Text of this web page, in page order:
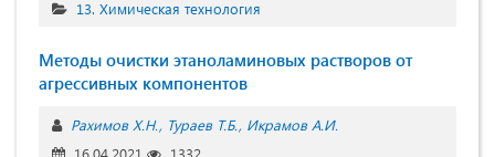
13. Химическая технология
Методы очистки этаноламиновых растворов от
агрессивных компонентов
Рахимов Х.Н. Тураев Т.Б. Икрамов А.И.